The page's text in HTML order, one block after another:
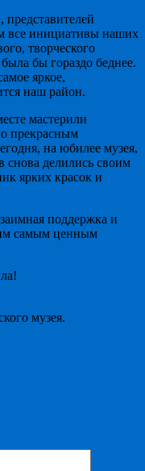
все инициативы наших
творческого
бы гораздо беднее.
яркое,
наш район.
мастерили
прекрасным
на юбилее музея,
снова делились своим
ярких красок и
поддержка и
самым ценным
музея.